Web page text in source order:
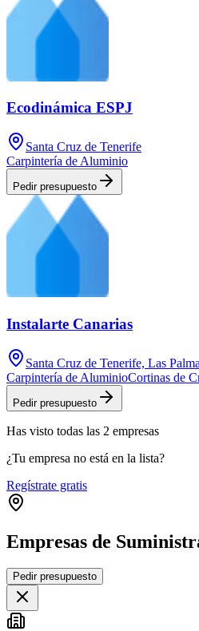
Ecodinámica ESPJ
Santa Cruz de Tenerife
Carpintería de Aluminio
Pedir presupuesto
Instalarte Canarias
Santa Cruz de Tenerife, Las
Carpintería de AluminioCortinas de
Pedir presupuesto
Has visto todas las 2 empresas
¿Tu empresa no está en la lista?
Regístrate gratis
Empresas de
+
−
Pedir presupuesto